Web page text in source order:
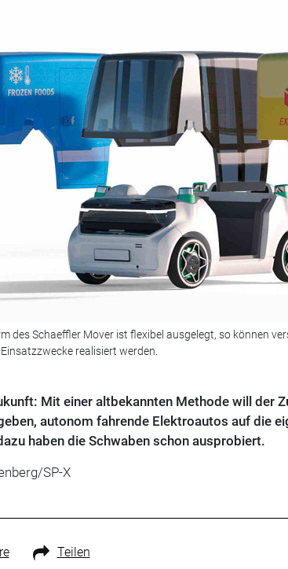
des Schaeffler Mover ist flexibel ausgelegt, so können
realisiert werden.
Mit einer altbekannten Methode will der
autonom fahrende Elektroautos auf die
haben die Schwaben schon ausprobiert.
SP-X
Teilen